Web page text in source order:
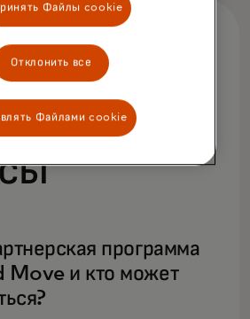
программа
и кто может
Файлы cookie
Отклонить все
Файлами cookie